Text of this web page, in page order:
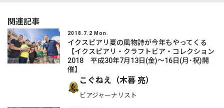
関連記事
2018.7.2 Mon.
イクスピアリ夏の風物詩が今年もやってくる
【イクスピアリ・クラフトビア・コレクション
2018 平成30年7月13日(金)～16日(月･祝)開
催】
こぐねえ（木暮 亮）
ビアジャーナリスト